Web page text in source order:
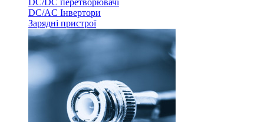
DC/DC перетворювачі
DC/AC Інвертори
Зарядні пристрої